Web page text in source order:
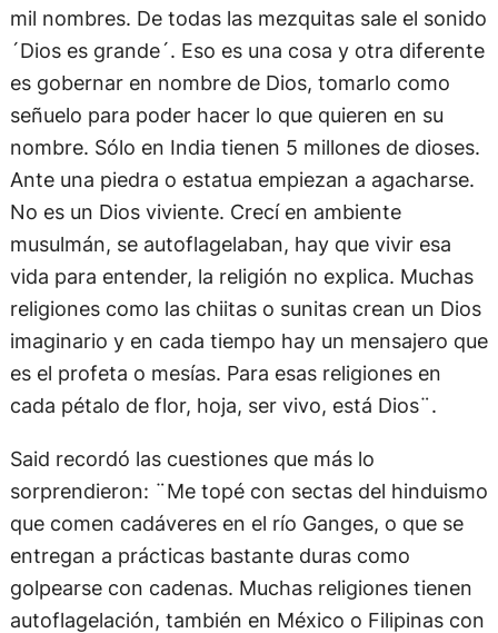
mil nombres. De todas las mezquitas sale el sonido
´Dios es grande´. Eso es una cosa y otra diferente
es gobernar en nombre de Dios, tomarlo como
señuelo para poder hacer lo que quieren en su
nombre. Sólo en India tienen 5 millones de dioses.
Ante una piedra o estatua empiezan a agacharse.
No es un Dios viviente. Crecí en ambiente
musulmán, se autoflagelaban, hay que vivir esa
vida para entender, la religión no explica. Muchas
religiones como las chiitas o sunitas crean un Dios
imaginario y en cada tiempo hay un mensajero que
es el profeta o mesías. Para esas religiones en
cada pétalo de flor, hoja, ser vivo, está Dios¨.
Said recordó las cuestiones que más lo
sorprendieron: ¨Me topé con sectas del hinduismo
que comen cadáveres en el río Ganges, o que se
entregan a prácticas bastante duras como
golpearse con cadenas. Muchas religiones tienen
autoflagelación, también en México o Filipinas con